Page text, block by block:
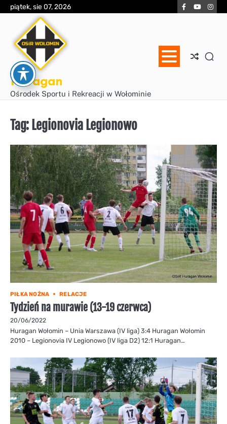
Skip
content
piątek, sie 07, 2026 Facebook
YouTube
Huragan
Ośrodek Sportu i Rekreacji w Wołominie
Tag: Legionovia Legionowo
PIŁKA NOŻNA RELACJE
Tydzień na murawie (13-19 czerwca)
20/06/2022
Huragan Wołomin – Unia Warszawa (IV liga) 3:4 Huragan Wołomin
2010 – Legionovia IV Legionowo (IV liga D2) 12:1 Huragan…